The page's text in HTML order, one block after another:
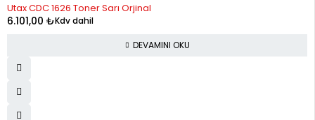
Utax CDC 1626 Toner Sarı Orjinal
6.101,00 ₺Kdv dahil
DEVAMINI OKU